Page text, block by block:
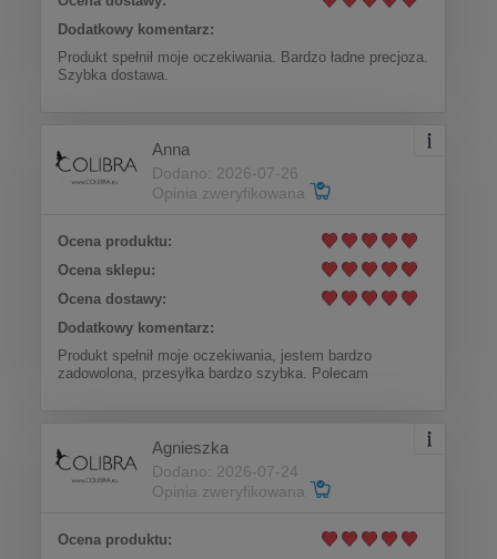
Dodatkowy komentarz:
Produkt spełnił moje oczekiwania. Bardzo ładne precjoza.
Szybka dostawa.
Anna
Dodano: 2026-07-26
Opinia zweryfikowana
Ocena produktu:
Ocena sklepu:
Ocena dostawy:
Dodatkowy komentarz:
Produkt spełnił moje oczekiwania, jestem bardzo
zadowolona, przesyłka bardzo szybka. Polecam
Agnieszka
Dodano: 2026-07-24
Opinia zweryfikowana
Ocena produktu: